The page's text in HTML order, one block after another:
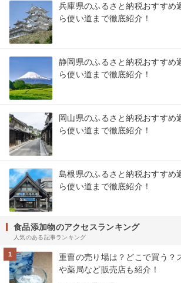
兵庫県のふるさと納税おすすめ
ら使い道まで徹底紹介！
静岡県のふるさと納税おすすめ
ら使い道まで徹底紹介！
岡山県のふるさと納税おすすめ
ら使い道まで徹底紹介！
島根県のふるさと納税おすすめ
ら使い道まで徹底紹介！
食品添加物のアクセスランキング
人気のある記事ランキング
1
重曹の売り場は？どこで買う？
や薬局など販売店も紹介！